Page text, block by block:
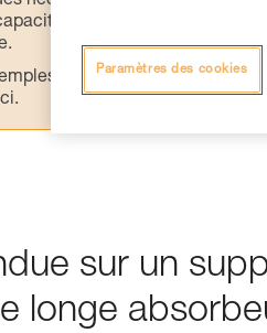
à refaire la manipulation,
de techniques liées à
sur un
longe
Paramètres des cookies